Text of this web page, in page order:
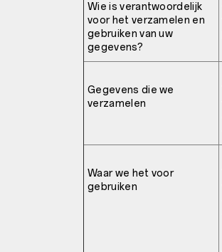
Wie is verantwoordelijk
voor het verzamelen en
gebruiken van uw
gegevens?
Gegevens die we
verzamelen
Waar we het voor
gebruiken